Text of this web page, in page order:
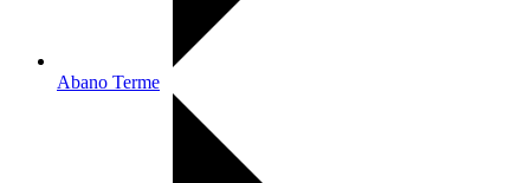
Abano Terme